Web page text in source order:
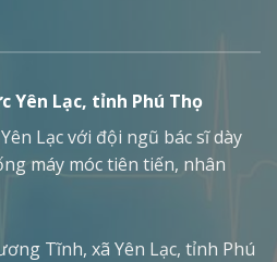
Yên Lạc, tỉnh Phú Thọ
Lạc với đội ngũ bác sĩ dày
máy móc tiên tiến, nhân
Tĩnh, xã Yên Lạc, tỉnh Phú